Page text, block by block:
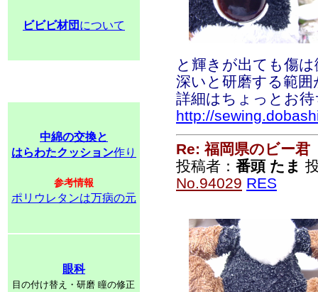
ビビビ材団 について
中綿の交換と
はらわたクッション作り
参考情報
ポリウレタンは万病の元
眼科
目の付け替え・研磨 瞳の修正
と輝きが出ても傷
深いと研磨する範
詳細はちょっとお
http://
Re: 福岡県のビー君
投稿者： 番頭 たま
No.94029 RES